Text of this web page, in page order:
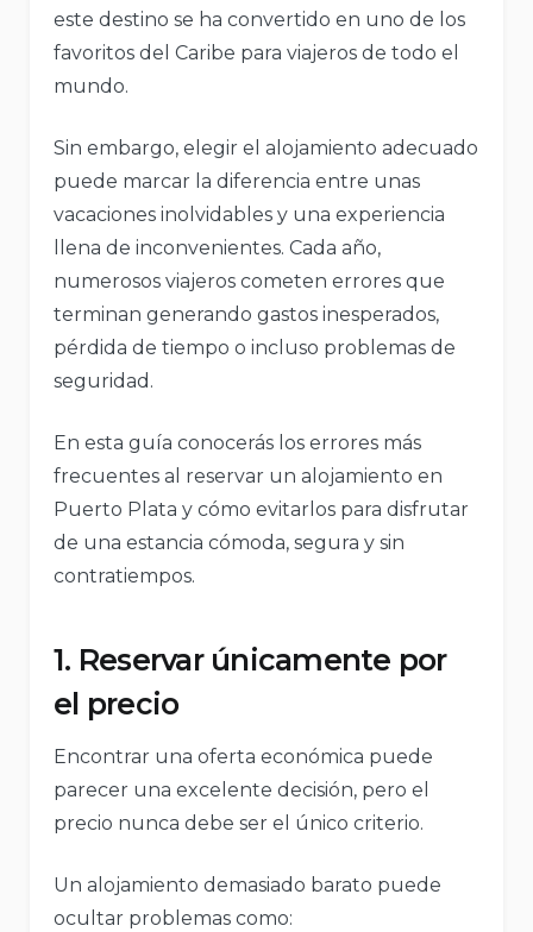
este destino se ha convertido en uno de los
favoritos del Caribe para viajeros de todo el
mundo.
Sin embargo, elegir el alojamiento adecuado
puede marcar la diferencia entre unas
vacaciones inolvidables y una experiencia
llena de inconvenientes. Cada año,
numerosos viajeros cometen errores que
terminan generando gastos inesperados,
pérdida de tiempo o incluso problemas de
seguridad.
En esta guía conocerás los errores más
frecuentes al reservar un alojamiento en
Puerto Plata y cómo evitarlos para disfrutar
de una estancia cómoda, segura y sin
contratiempos.
1. Reservar únicamente por
el precio
Encontrar una oferta económica puede
parecer una excelente decisión, pero el
precio nunca debe ser el único criterio.
Un alojamiento demasiado barato puede
ocultar problemas como: